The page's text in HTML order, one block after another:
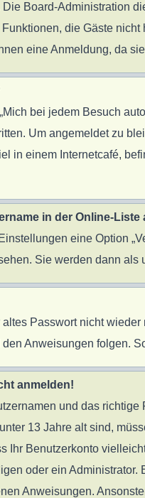
Board-Administration
die Gäste
eine Anmeldung, da
bei jedem Besuch
Um angemeldet zu
in einem Internetcafé,
in der Online-Liste
eine Option
Sie werden dann als
Passwort nicht
Anweisungen folgen.
anmelden!
und das
13 Jahre alt sind,
Ihr Benutzerkonto
oder ein
Anweisungen.